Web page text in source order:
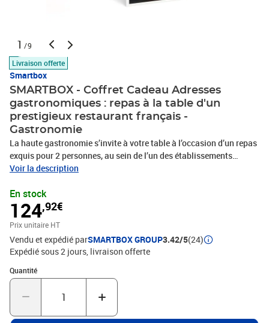
1 /9
Livraison offerte
Smartbox
SMARTBOX - Coffret Cadeau Adresses
gastronomiques : repas à la table d'un
prestigieux restaurant français -
Gastronomie
La haute gastronomie s’invite à votre table à l’occasion d’un repas
exquis pour 2 personnes, au sein de l’un des établissements
présents dans ce coffret. C’est tout un univers de saveurs que vous
plats faisant honneur à la grande cuisine française. De l’entrée au
dessert, laissez-vous transporter au gré des inspirations du chef,
et mettez tous vos sens en éveil pour apprécier au mieux ce
moment de dégustation vraiment privilégié. Préparation,
composition, présentation, service : tout s’accorde avec harmonie
pour vous offrir une expérience extraordinaire à partager !1 repas
gastronomique pour 2 personnes17 tables prestigieuses en France
Voir la description
En stock
124,92€
Prix unitaire HT
Vendu et expédié parSMARTBOX GROUP3.42/5(24)
Expédié sous 2 jours livraison offerte
Quantité
Quantité : 1